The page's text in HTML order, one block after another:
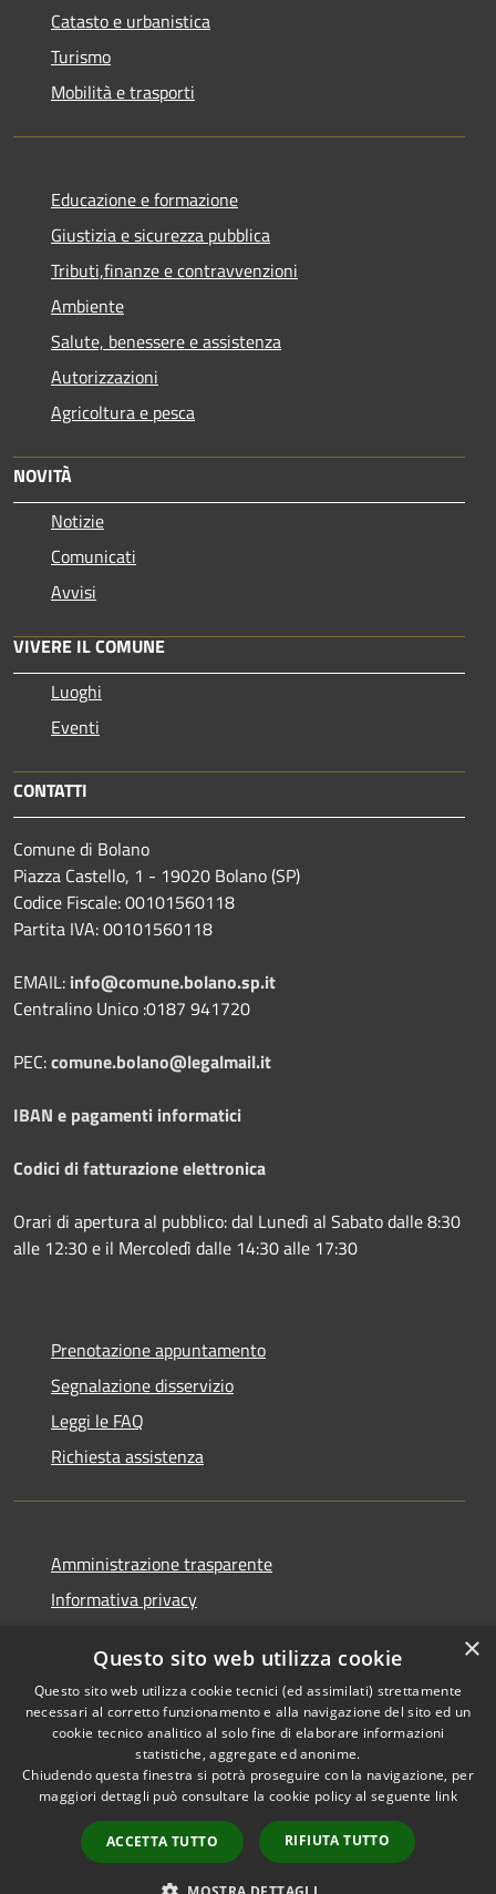
Catasto e urbanistica
Turismo
Mobilità e trasporti
Educazione e formazione
Giustizia e sicurezza pubblica
Tributi,finanze e contravvenzioni
Ambiente
Salute, benessere e assistenza
Autorizzazioni
Agricoltura e pesca
NOVITÀ
Notizie
Comunicati
Avvisi
VIVERE IL COMUNE
Luoghi
Eventi
CONTATTI
Comune di Bolano
Piazza Castello, 1 - 19020 Bolano (SP)
Codice Fiscale: 00101560118
Partita IVA: 00101560118
EMAIL: info@comune.bolano.sp.it
Centralino Unico :0187 941720
PEC:comune.bolano@legalmail.it
IBAN e pagamenti informatici
Codici di fatturazione elettronica
Orari di apertura al pubblico: dal Lunedì al Sabato dalle 8:30
alle 12:30 e il Mercoledì dalle 14:30 alle 17:30
Prenotazione appuntamento
Segnalazione disservizio
Leggi le FAQ
Richiesta assistenza
Amministrazione trasparente
Informativa privacy
Dichiarazione di accessibilità
RSS
Accessibilità
Copyright © 2026 • Comune di
Bolano • Powered by
Municipium•
Accesso
redazione
×
Questo sito web utilizza cookie
Questo sito web utilizza cookie tecnici (ed assimilati) strettamente
necessari al corretto funzionamento e alla navigazione del sito ed un
cookie tecnico analitico al solo fine di elaborare informazioni
statistiche, aggregate ed anonime.
Chiudendo questa finestra si potrà proseguire con la navigazione, per
maggiori dettagli può consultare la cookie policy al seguente link
ACCETTA TUTTO RIFIUTA TUTTO